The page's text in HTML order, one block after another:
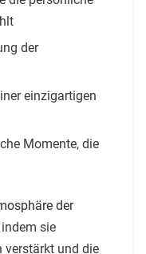
der
einzigartigen
Momente, die
der
indem sie
verstärkt und die